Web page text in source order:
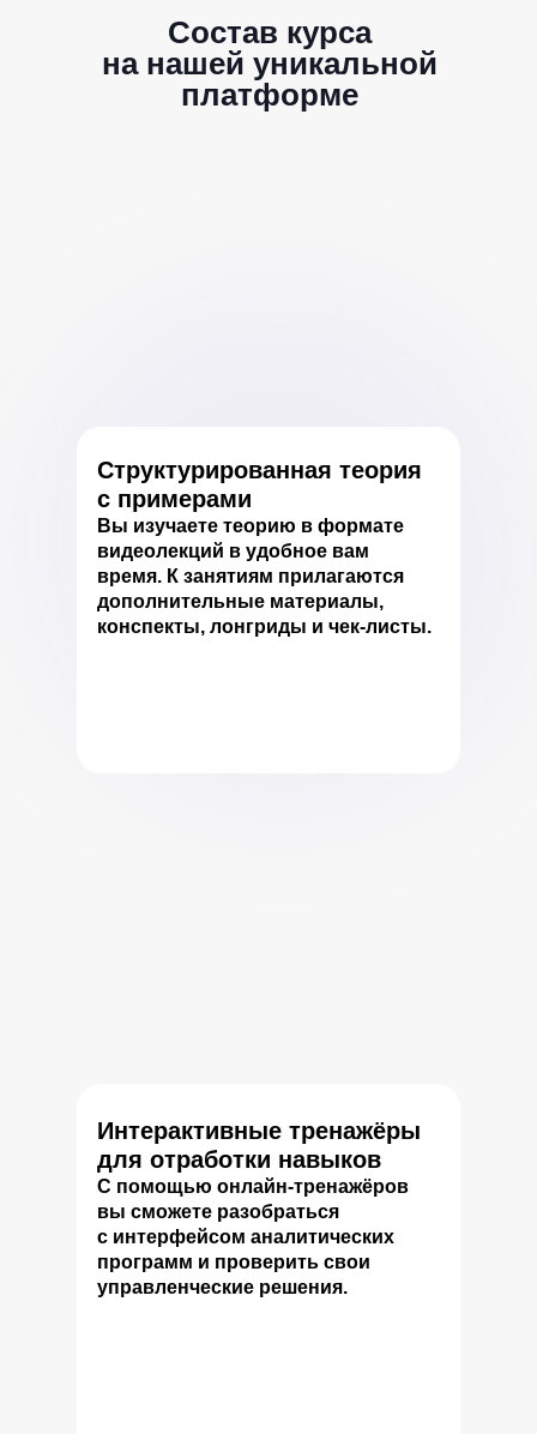
Структурированная теория
с примерами
Вы изучаете теорию в формате
видеолекций в удобное вам
время. К занятиям прилагаются
дополнительные материалы,
конспекты, лонгриды и чек-листы.
Интерактивные тренажёры
для отработки навыков
С помощью онлайн-тренажёров
вы сможете разобраться
с интерфейсом аналитических
программ и проверить свои
управленческие решения.
Состав курса
на нашей уникальной
платформе